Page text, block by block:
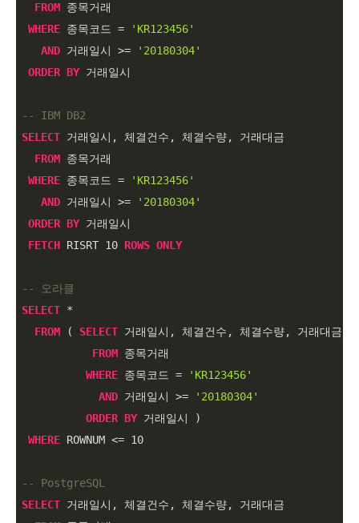
FROM 종목거래
WHERE 종목코드 =
'KR123456'
AND 거래일시 >=
'20180304'
ORDER BY 거래일시
-- IBM DB2
SELECT 거래일시, 체결건수, 체결수량, 거래대금
FROM 종목거래
WHERE 종목코드 =
'KR123456'
AND 거래일시 >=
'20180304'
ORDER BY 거래일시
FETCH RISRT 10 ROWS ONLY
-- 오라클
SELECT *
FROM ( SELECT 거래일시, 체결건수, 체결수량, 거래대금
FROM 종목거래
WHERE 종목코드 =
'KR123456'
AND 거래일시 >=
'20180304'
ORDER BY 거래일시 )
WHERE ROWNUM <= 10
-- PostgreSQL
SELECT 거래일시, 체결건수, 체결수량, 거래대금